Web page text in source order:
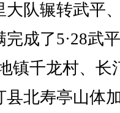
大队辗转武平
成了5·28武
镇千龙村、长
北寿亭山体